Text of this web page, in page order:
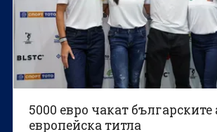
5000 евро чакат българските
европейска титла